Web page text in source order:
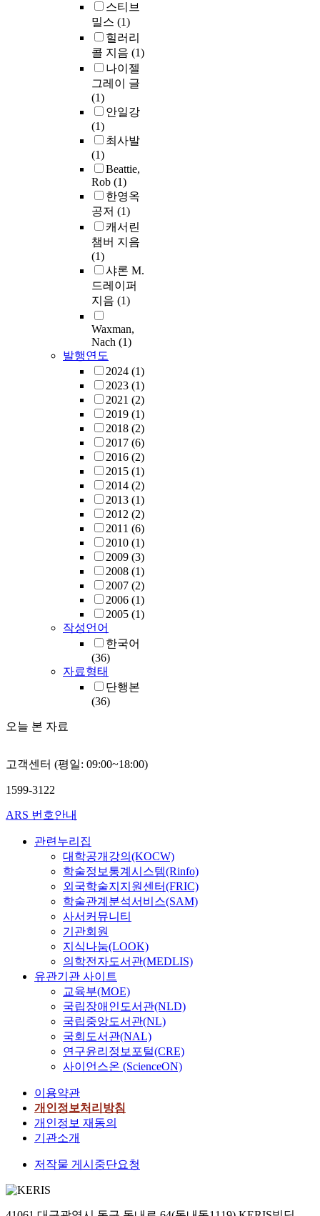
스티브
밀스 (1)
힐러리
콜 지음 (1)
나이젤
그레이 글
(1)
안일강
(1)
최사발
(1)
Beattie,
Rob (1)
한영옥
공저 (1)
캐서린
챔버 지음
(1)
샤론 M.
드레이퍼
지음 (1)
Waxman,
Nach (1)
발행연도
2024 (1)
2023 (1)
2021 (2)
2019 (1)
2018 (2)
2017 (6)
2016 (2)
2015 (1)
2014 (2)
2013 (1)
2012 (2)
2011 (6)
2010 (1)
2009 (3)
2008 (1)
2007 (2)
2006 (1)
2005 (1)
작성언어
한국어
(36)
자료형태
단행본
(36)
오늘 본 자료
고객센터 (평일: 09:00~18:00)
1599-3122
ARS 번호안내
관련누리집
대학공개강의(KOCW)
학술정보통계시스템(Rinfo)
외국학술지지원센터(FRIC)
학술관계분석서비스(SAM)
사서커뮤니티
기관회원
지식나눔(LOOK)
의학전자도서관(MEDLIS)
유관기관 사이트
교육부(MOE)
국립장애인도서관(NLD)
국립중앙도서관(NL)
국회도서관(NAL)
연구윤리정보포털(CRE)
사이언스온 (ScienceON)
이용약관
개인정보처리방침
개인정보 재동의
기관소개
저작물 게시중단요청